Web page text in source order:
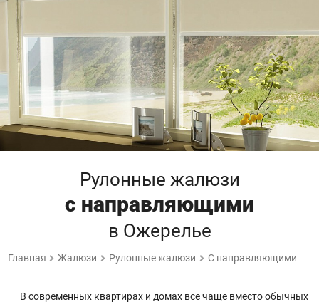
Рулонные жалюзи
с направляющими
в Ожерелье
Главная Жалюзи Рулонные жалюзи С направляющими
В современных квартирах и домах все чаще вместо обычных